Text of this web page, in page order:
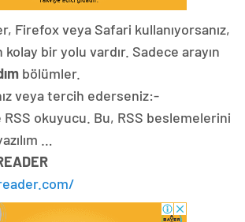
Firefox veya Safari kullanıyorsanız,
kolay bir yolu vardır. Sadece arayın
bölümler.
veya tercih ederseniz:-
RSS okuyucu. Bu, RSS beslemelerini
…